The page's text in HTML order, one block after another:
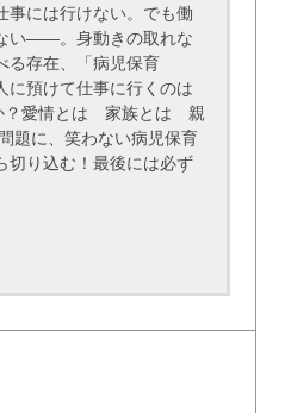
事には行けない。でも働
い――。身動きの取れな
る存在、「病児保育
に預けて仕事に行くのは
？愛情とは 家族とは 親
題に、笑わない病児保育
切り込む！最後には必ず